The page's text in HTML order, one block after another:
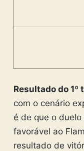
Resultado do 1º
com o cenário
é de que o
favorável ao
resultado de